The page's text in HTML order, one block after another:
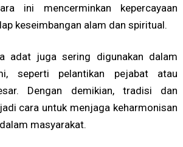
ini mencerminkan kepercayaan
keseimbangan alam dan spiritual.
adat juga sering digunakan dalam
seperti pelantikan pejabat atau
Dengan demikian, tradisi dan
cara untuk menjaga keharmonisan
masyarakat.